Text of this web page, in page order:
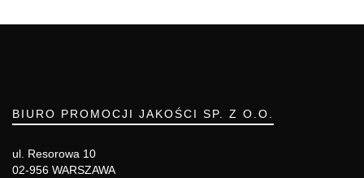
BIURO PROMOCJI JAKOŚCI SP. Z O.O.
ul. Resorowa 10
02-956 WARSZAWA